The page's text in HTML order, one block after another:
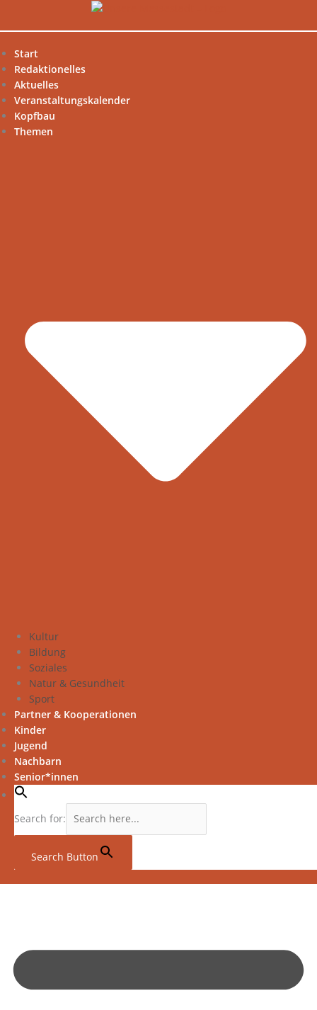
Start
Redaktionelles
Aktuelles
Veranstaltungskalender
Kopfbau
Themen
Kultur
Bildung
Soziales
Natur & Gesundheit
Sport
Partner & Kooperationen
Kinder
Jugend
Nachbarn
Senior*innen
Search for:
Search Button